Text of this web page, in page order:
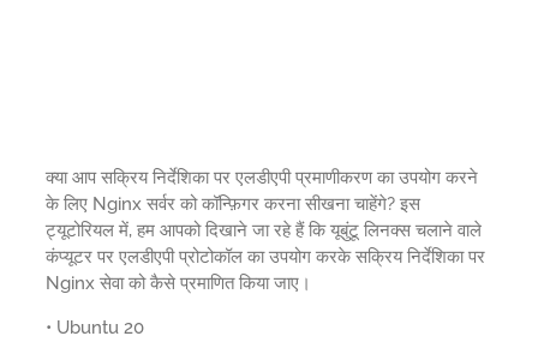
क्या आप सक्रिय निर्देशिका पर एलडीएपी प्रमाणीकरण का उपयोग करने
के लिए Nginx सर्वर को कॉन्फ़िगर करना सीखना चाहेंगे? इस
ट्यूटोरियल में, हम आपको दिखाने जा रहे हैं कि यूबुंटू लिनक्स चलाने वाले
कंप्यूटर पर एलडीएपी प्रोटोकॉल का उपयोग करके सक्रिय निर्देशिका पर
Nginx सेवा को कैसे प्रमाणित किया जाए।
• Ubuntu 20